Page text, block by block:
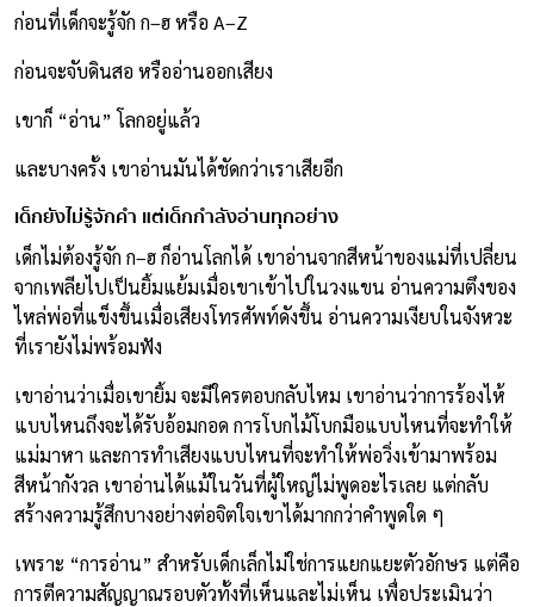
ก่อนที่เด็กจะรู้จัก ก–ฮ หรือ A–Z
ก่อนจะจับดินสอ หรืออ่านออกเสียง
เขาก็ “อ่าน” โลกอยู่แล้ว
และบางครั้ง เขาอ่านมันได้ชัดกว่าเราเสียอีก
เด็กยังไม่รู้จักคำ แต่เด็กกำลังอ่านทุกอย่าง
เด็กไม่ต้องรู้จัก ก–ฮ ก็อ่านโลกได้ เขาอ่านจากสีหน้าของแม่ที่เปลี่ยน
จากเพลียไปเป็นยิ้มแย้มเมื่อเขาเข้าไปในวงแขน อ่านความตึงของ
ไหล่พ่อที่แข็งขึ้นเมื่อเสียงโทรศัพท์ดังขึ้น อ่านความเงียบในจังหวะ
ที่เรายังไม่พร้อมฟัง
เขาอ่านว่าเมื่อเขายิ้ม จะมีใครตอบกลับไหม เขาอ่านว่าการร้องไห้
แบบไหนถึงจะได้รับอ้อมกอด การโบกไม้โบกมือแบบไหนที่จะทำให้
แม่มาหา และการทำเสียงแบบไหนที่จะทำให้พ่อวิ่งเข้ามาพร้อม
สีหน้ากังวล เขาอ่านได้แม้ในวันที่ผู้ใหญ่ไม่พูดอะไรเลย แต่กลับ
สร้างความรู้สึกบางอย่างต่อจิตใจเขาได้มากกว่าคำพูดใด ๆ
เพราะ “การอ่าน” สำหรับเด็กเล็กไม่ใช่การแยกแยะตัวอักษร แต่คือ
การตีความสัญญาณรอบตัวทั้งที่เห็นและไม่เห็น เพื่อประเมินว่า